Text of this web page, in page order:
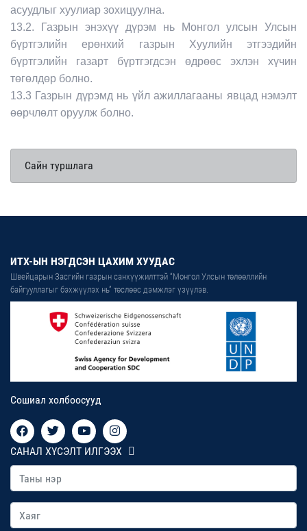
асуудлыг хуулиар зохицуулна.
13.2. Газрын энэхүү дүрэм нь Монгол улсын Улсын
бүртгэлийн ерөнхий газрын Хуулийн этгээдийн
бүртгэлийн газарт бүртгэгдсэн өдрөөс эхлэн хүчин
төгөлдөр болно.
13.3 Газрын дүрэмд нь үйл ажиллагааны явцад нэмэлт
өөрчлөлт оруулж болно.
Сайн туршлага
ИТХ-ЫН НЭГДСЭН ЦАХИМ ХУУДАС
Швейцарын Засгийн газрын санхүүжилттэй “Монгол Улсын төлөөллийн
байгууллагыг бэхжүүлэх нь” төслөөс дэмжлэг үзүүлэв.
Сошиал холбоосууд
САНАЛ ХҮСЭЛТ ИЛГЭЭХ